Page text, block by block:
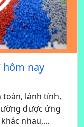
hôm nay
toàn, lành tính,
được ứng
nhau,...